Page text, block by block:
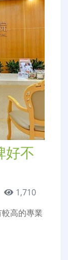
好不
1,710
高的專業